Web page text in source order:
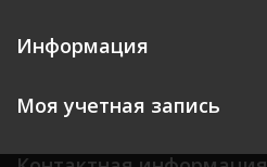
Информация
Моя учетная запись